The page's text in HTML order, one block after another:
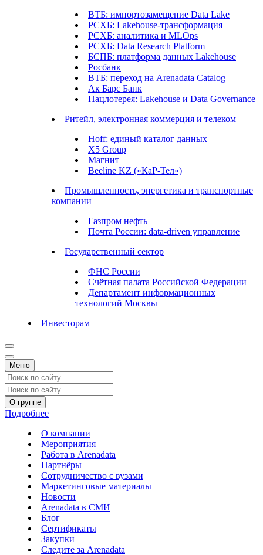
ВТБ: импортозамещение Data Lake
РСХБ: Lakehouse-трансформация
РСХБ: аналитика и MLOps
РСХБ: Data Research Platform
БСПБ: платформа данных Lakehouse
Росбанк
ВТБ: переход на Arenadata Catalog
Ак Барс Банк
Нацлотерея: Lakehouse и Data Governance
Ритейл, электронная коммерция и телеком
Hoff: единый каталог данных
X5 Group
Магнит
Beeline KZ («КаР-Тел»)
Промышленность, энергетика и транспортные
компании
Газпром нефть
Почта России: data-driven управление
Государственный сектор
ФНС России
Счётная палата Российской Федерации
Департамент информационных
технологий Москвы
Инвесторам
Меню
О группе
Подробнее
О компании
Мероприятия
Работа в Arenadata
Партнёры
Сотрудничество с вузами
Маркетинговые материалы
Новости
Arenadata в СМИ
Блог
Сертификаты
Закупки
Следите за Аrenadata